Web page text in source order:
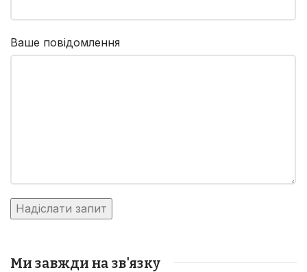
Ваше повідомлення
Ми завжди на зв'язку